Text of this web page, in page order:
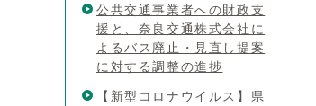
公共交通事業者への財政支
援と、奈良交通株式会社に
よるバス廃止・見直し提案
に対する調整の進捗
【新型コロナウイルス】県